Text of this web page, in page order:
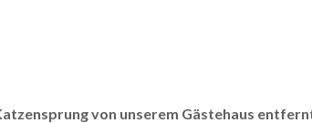
von unserem Gästehaus